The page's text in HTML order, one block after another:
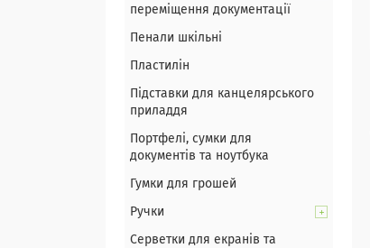
переміщення документації
Пенали шкільні
Пластилін
Підставки для канцелярського
приладдя
Портфелі, сумки для
документів та ноутбука
Гумки для грошей
Ручки
Серветки для екранів та